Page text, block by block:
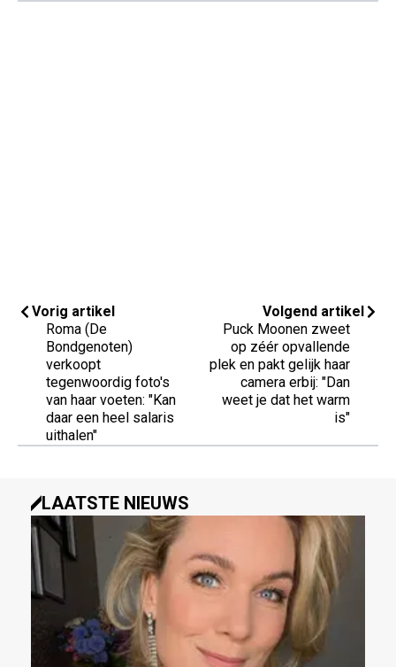
Vorig artikel
Roma (De
Bondgenoten)
verkoopt
tegenwoordig foto's
van haar voeten: "Kan
daar een heel salaris
uithalen"
Volgend artikel
Puck Moonen zweet
op zéér opvallende
plek en pakt gelijk haar
camera erbij: "Dan
weet je dat het warm
is"
LAATSTE NIEUWS